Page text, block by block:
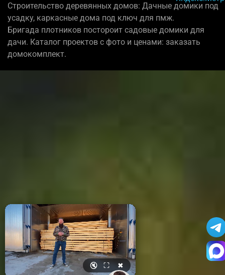
Строительство деревянных домов: Дачные домики под
усадку, каркасные дома под ключ для пмж.
Бригада плотников постороит садовые домики для
дачи. Каталог проектов с фото и ценами: заказать
домокомплект.
🔇 ⛶ ✖